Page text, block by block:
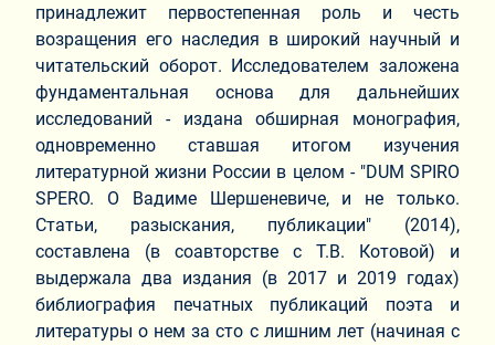
принадлежит первостепенная роль и честь
возращения его наследия в широкий научный и
читательский оборот. Исследователем заложена
фундаментальная основа для дальнейших
исследований - издана обширная монография,
одновременно ставшая итогом изучения
литературной жизни России в целом - "DUM SPIRO
SPERO. О Вадиме Шершеневиче, и не только.
Статьи, разыскания, публикации" (2014),
составлена (в соавторстве с Т.В. Котовой) и
выдержала два издания (в 2017 и 2019 годах)
библиография печатных публикаций поэта и
литературы о нем за сто с лишним лет (начиная с